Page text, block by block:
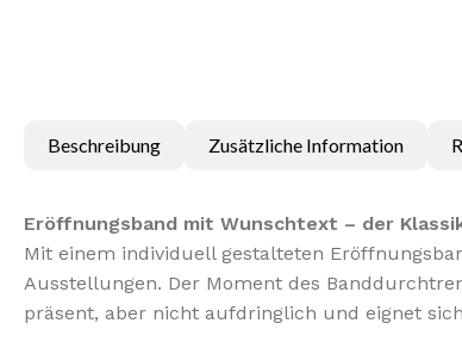
Beschreibung Zusätzliche Information
Eröffnungsband mit Wunschtext – der
Mit einem individuell gestalteten
Ausstellungen. Der Moment des
präsent, aber nicht aufdringlich und eignet